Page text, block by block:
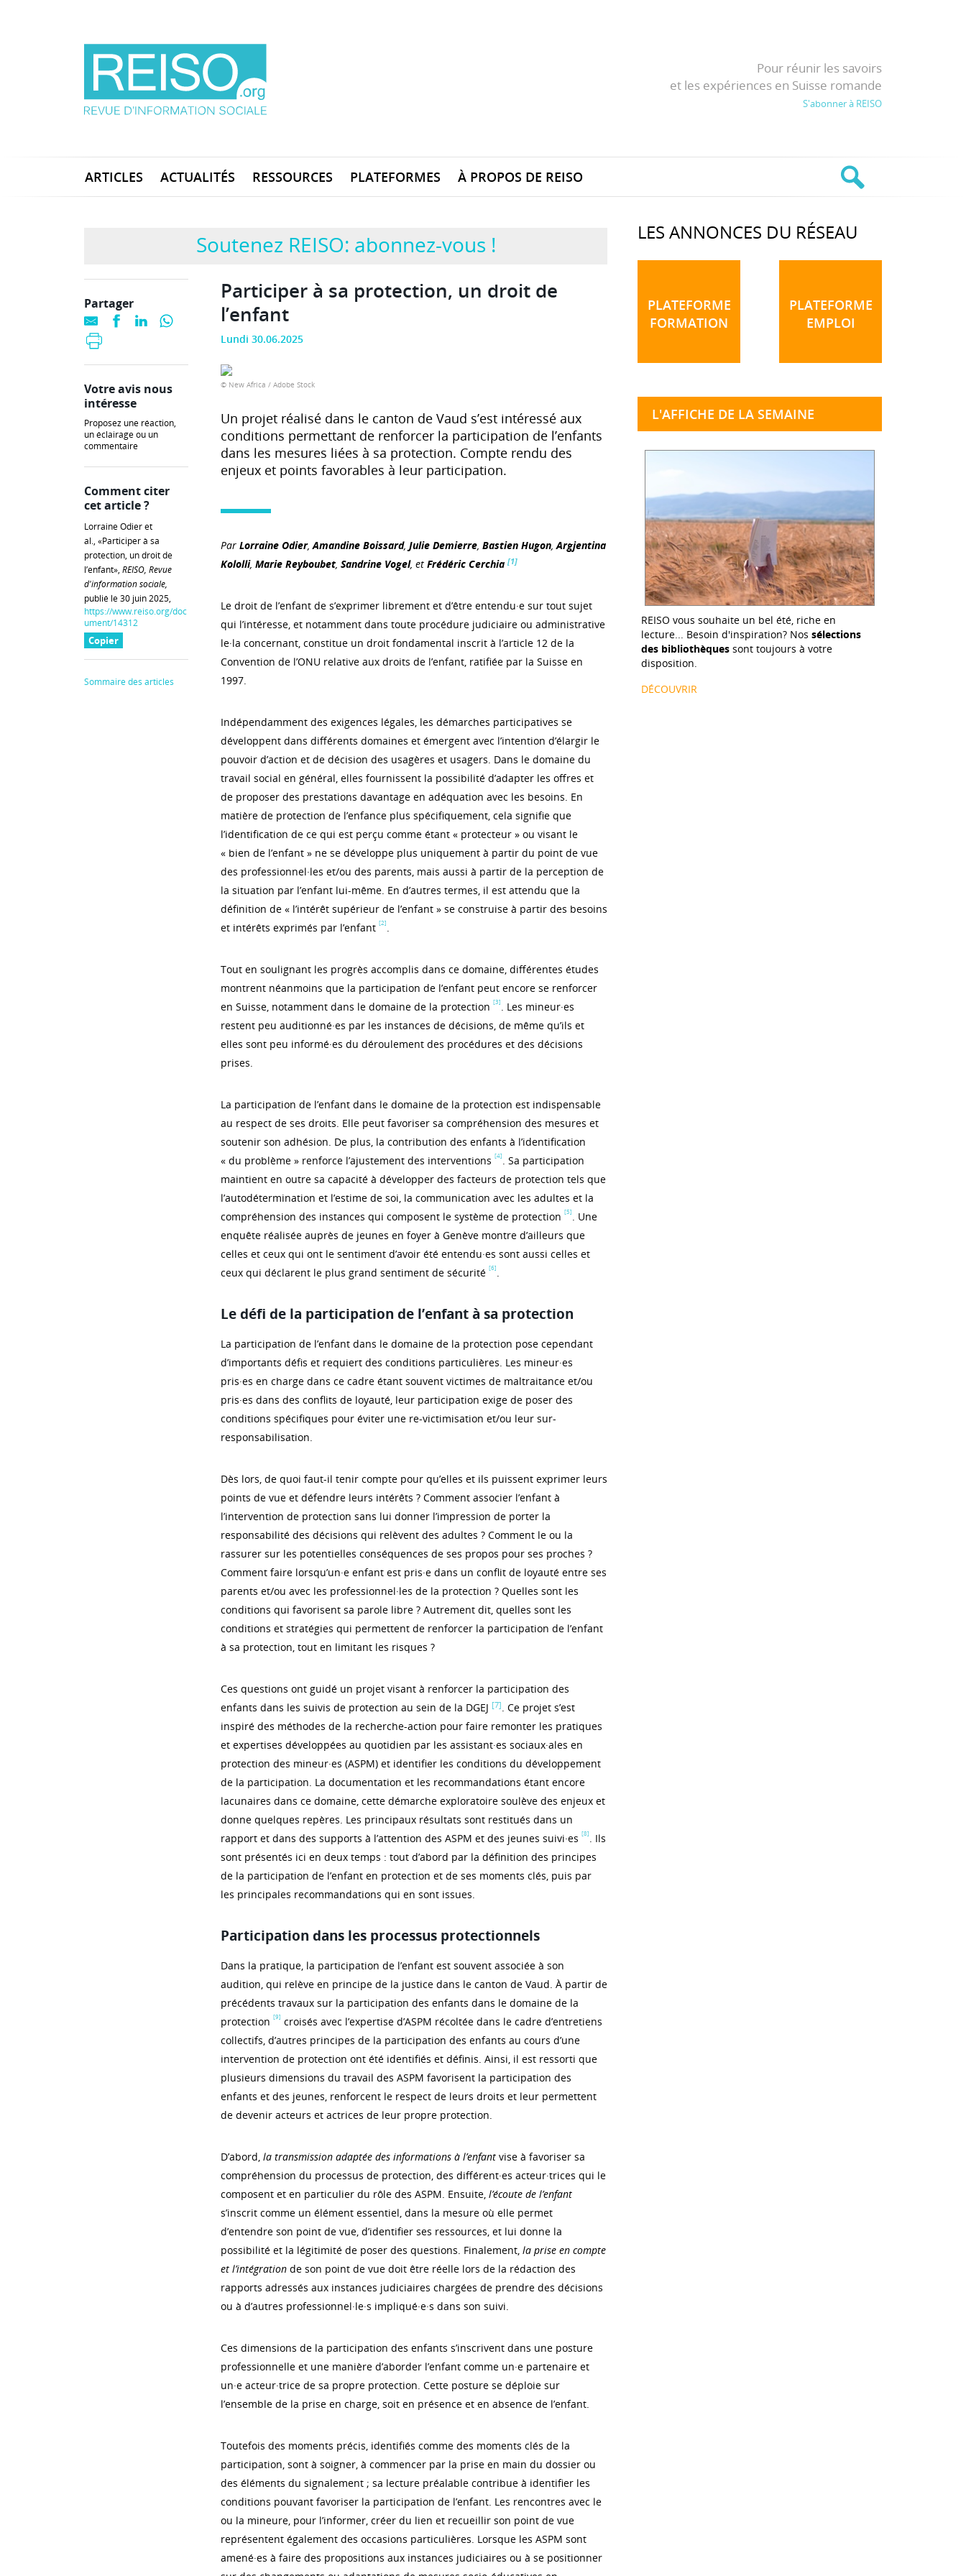
Pour réunir les savoirs
et les expériences en Suisse romande
S'abonner à REISO
ARTICLES ACTUALITÉS RESSOURCES PLATEFORMES À PROPOS DE REISO
Soutenez REISO: abonnez-vous !
Participer à sa protection, un droit de
l’enfant
Lundi 30.06.2025
© New Africa / Adobe Stock
Un projet réalisé dans le canton de Vaud s’est intéressé aux
conditions permettant de renforcer la participation de l’enfants
dans les mesures liées à sa protection. Compte rendu des
enjeux et points favorables à leur participation.
Par Lorraine Odier,Amandine Boissard, Julie Demierre, Bastien Hugon,Argjentina
Kololli, Marie Reyboubet, Sandrine Vogel, et Frédéric Cerchia [1]
Le droit de l’enfant de s’exprimer librement et d’être entendu·e sur tout sujet
qui l’intéresse, et notamment dans toute procédure judiciaire ou administrative
le·la concernant, constitue un droit fondamental inscrit à l’article 12 de la
Convention de l’ONU relative aux droits de l’enfant, ratifiée par la Suisse en
1997.
Indépendamment des exigences légales, les démarches participatives se
développent dans différents domaines et émergent avec l’intention d’élargir le
pouvoir d’action et de décision des usagères et usagers. Dans le domaine du
travail social en général, elles fournissent la possibilité d’adapter les offres et
de proposer des prestations davantage en adéquation avec les besoins. En
matière de protection de l’enfance plus spécifiquement, cela signifie que
l’identification de ce qui est perçu comme étant « protecteur » ou visant le
« bien de l’enfant » ne se développe plus uniquement à partir du point de vue
des professionnel·les et/ou des parents, mais aussi à partir de la perception de
la situation par l’enfant lui-même. En d’autres termes, il est attendu que la
définition de « l’intérêt supérieur de l’enfant » se construise à partir des besoins
et intérêts exprimés par l’enfant [2] .
Tout en soulignant les progrès accomplis dans ce domaine, différentes études
montrent néanmoins que la participation de l’enfant peut encore se renforcer
en Suisse, notamment dans le domaine de la protection [3] . Les mineur·es
restent peu auditionné·es par les instances de décisions, de même qu’ils et
elles sont peu informé·es du déroulement des procédures et des décisions
prises.
La participation de l’enfant dans le domaine de la protection est indispensable
au respect de ses droits. Elle peut favoriser sa compréhension des mesures et
soutenir son adhésion. De plus, la contribution des enfants à l’identification
« du problème » renforce l’ajustement des interventions [4] . Sa participation
maintient en outre sa capacité à développer des facteurs de protection tels que
l’autodétermination et l’estime de soi, la communication avec les adultes et la
compréhension des instances qui composent le système de protection [5] . Une
enquête réalisée auprès de jeunes en foyer à Genève montre d’ailleurs que
celles et ceux qui ont le sentiment d’avoir été entendu·es sont aussi celles et
ceux qui déclarent le plus grand sentiment de sécurité [6] .
Le défi de la participation de l’enfant à sa protection
La participation de l’enfant dans le domaine de la protection pose cependant
d’importants défis et requiert des conditions particulières. Les mineur·es
pris·es en charge dans ce cadre étant souvent victimes de maltraitance et/ou
pris·es dans des conflits de loyauté, leur participation exige de poser des
conditions spécifiques pour éviter une re-victimisation et/ou leur sur-
responsabilisation.
Dès lors, de quoi faut-il tenir compte pour qu’elles et ils puissent exprimer leurs
points de vue et défendre leurs intérêts ? Comment associer l’enfant à
l’intervention de protection sans lui donner l’impression de porter la
responsabilité des décisions qui relèvent des adultes ? Comment le ou la
rassurer sur les potentielles conséquences de ses propos pour ses proches ?
Comment faire lorsqu’un·e enfant est pris·e dans un conflit de loyauté entre ses
parents et/ou avec les professionnel·les de la protection ? Quelles sont les
conditions qui favorisent sa parole libre ? Autrement dit, quelles sont les
conditions et stratégies qui permettent de renforcer la participation de l’enfant
à sa protection, tout en limitant les risques ?
Ces questions ont guidé un projet visant à renforcer la participation des
enfants dans les suivis de protection au sein de la DGEJ [7]. Ce projet s’est
inspiré des méthodes de la recherche-action pour faire remonter les pratiques
et expertises développées au quotidien par les assistant·es sociaux·ales en
protection des mineur·es (ASPM) et identifier les conditions du développement
de la participation. La documentation et les recommandations étant encore
lacunaires dans ce domaine, cette démarche exploratoire soulève des enjeux et
donne quelques repères. Les principaux résultats sont restitués dans un
rapport et dans des supports à l’attention des ASPM et des jeunes suivi·es [8] . Ils
sont présentés ici en deux temps : tout d’abord par la définition des principes
de la participation de l’enfant en protection et de ses moments clés, puis par
les principales recommandations qui en sont issues.
Participation dans les processus protectionnels
Dans la pratique, la participation de l’enfant est souvent associée à son
audition, qui relève en principe de la justice dans le canton de Vaud. À partir de
précédents travaux sur la participation des enfants dans le domaine de la
protection [9] croisés avec l’expertise d’ASPM récoltée dans le cadre d’entretiens
collectifs, d’autres principes de la participation des enfants au cours d’une
intervention de protection ont été identifiés et définis. Ainsi, il est ressorti que
plusieurs dimensions du travail des ASPM favorisent la participation des
enfants et des jeunes, renforcent le respect de leurs droits et leur permettent
de devenir acteurs et actrices de leur propre protection.
D’abord,la transmission adaptée des informations à l’enfantvise à favoriser sa
compréhension du processus de protection, des différent·es acteur·trices qui le
composent et en particulier du rôle des ASPM. Ensuite, l’écoute de l’enfant
s’inscrit comme un élément essentiel, dans la mesure où elle permet
d’entendre son point de vue, d’identifier ses ressources, et lui donne la
possibilité et la légitimité de poser des questions. Finalement,la prise en compte
et l’intégrationde son point de vue doit être réelle lors de la rédaction des
rapports adressés aux instances judiciaires chargées de prendre des décisions
ou à d’autres professionnel·le·s impliqué·e·s dans son suivi.
Ces dimensions de la participation des enfants s’inscrivent dans une posture
professionnelle et une manière d’aborder l’enfant comme un·e partenaire et
un·e acteur·trice de sa propre protection. Cette posture se déploie sur
l’ensemble de la prise en charge, soit en présence et en absence de l’enfant.
Toutefois des moments précis, identifiés comme des moments clés de la
participation, sont à soigner, à commencer par la prise en main du dossier ou
des éléments du signalement ; sa lecture préalable contribue à identifier les
conditions pouvant favoriser la participation de l’enfant. Les rencontres avec le
ou la mineure, pour l’informer, créer du lien et recueillir son point de vue
représentent également des occasions particulières. Lorsque les ASPM sont
amené·es à faire des propositions aux instances judiciaires ou à se positionner
Partager
Votre avis nous
intéresse
Proposez une réaction,
un éclairage ou un
commentaire
Comment citer
cet article ?
Lorraine Odier et
al., «Participer à sa
protection, un droit de
l’enfant», REISO, Revue
d'information sociale,
publié le 30 juin 2025,
https://www.reiso.org/doc
ument/14312
Copier
Sommaire des articles
LES ANNONCES DU RÉSEAU
PLATEFORME
FORMATION
PLATEFORME
EMPLOI
L'AFFICHE DE LA SEMAINE
REISO vous souhaite un bel été, riche en
lecture... Besoin d'inspiration? Nos sélections
des bibliothèques sont toujours à votre
disposition.
DÉCOUVRIR